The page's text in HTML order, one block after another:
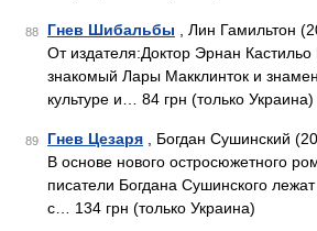
88 Гнев Шибальбы , Лин Гамильтон
От издателя:Доктор Эрнан Кастильо
знакомый Лары Макклинток и
культуре и… 84 грн (только Украина)
89 Гнев Цезаря , Богдан Сушинский
В основе нового остросюжетного
писатели Богдана Сушинского
с… 134 грн (только Украина)